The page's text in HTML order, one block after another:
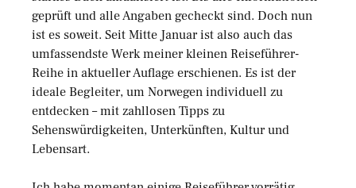
geprüft und alle Angaben gecheckt sind. Doch nun
ist es soweit. Seit Mitte Januar ist also auch das
umfassendste Werk meiner kleinen Reiseführer-
Reihe in aktueller Auflage erschienen. Es ist der
ideale Begleiter, um Norwegen individuell zu
entdecken – mit zahllosen Tipps zu
Sehenswürdigkeiten, Unterkünften, Kultur und
Lebensart.